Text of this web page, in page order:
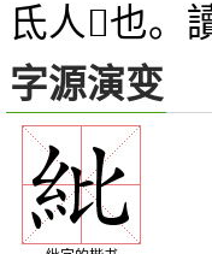
氐人𦇧也。
字源演变